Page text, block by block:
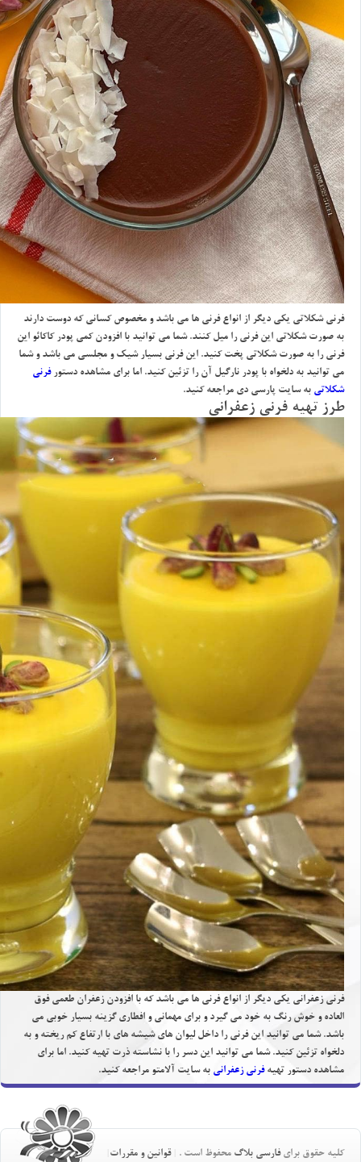
فرني شكلاتي يكي ديگر از انواع فرني ها مي باشد و مخصوص كساني كه دوست دارند
به صورت شكلاتي اين فرني را ميل كنند. شما مي توانيد با افزودن كمي پودر كاكائو اين
فرني را به صورت شكلاتي پخت كنيد. اين فرني بسيار شيك و مجلسي مي باشد و شما
مي توانيد به دلخواه با پودر نارگيل آن را تزئين كنيد. اما براي مشاهده دستورفرني
شكلاتي به سايت پارسي دي مراجعه كنيد.
طرز تهيه فرني زعفراني
فرني زعفراني يكي ديگر از انواع فرني ها مي باشد كه با افزودن زعفران طعمي فوق
العاده و خوش رنگ به خود مي گيرد و براي مهماني و افطاري گزينه بسيار خوبي مي
باشد. شما مي توانيد اين فرني را داخل ليوان هاي شيشه هاي با ارتفاع كم ريخته و به
دلخواه تزئين كنيد. شما مي توانيد اين دسر را با نشاسته ذرت تهيه كنيد. اما براي
مشاهده دستور تهيهفرني زعفراني به سايت آلامتو مراجعه كنيد.
کلیه حقوق برایفارسی بلاگ محفوظ است . قوانین و مقررات